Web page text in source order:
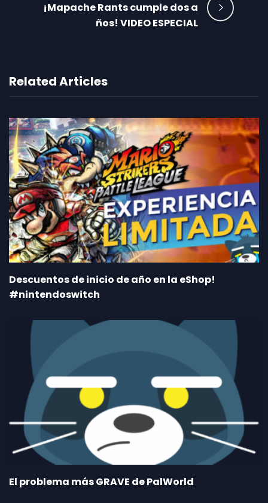
¡Mapache Rants cumple dos a
ños! VIDEO ESPECIAL
Related Articles
Descuentos de inicio de año en la eShop!
#nintendoswitch
El problema más GRAVE de PalWorld